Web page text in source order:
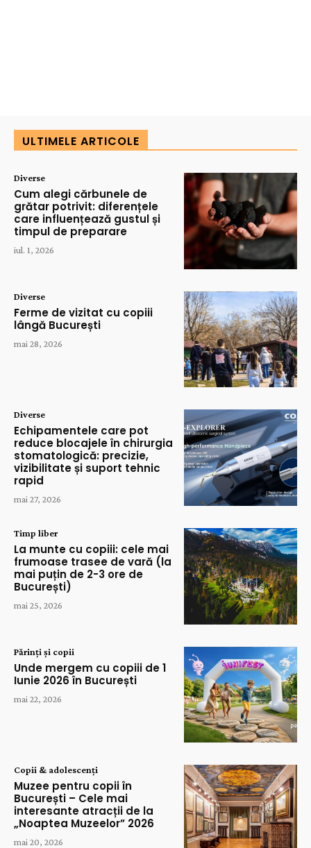
ULTIMELE ARTICOLE
Diverse
Cum alegi cărbunele de
grătar potrivit: diferențele
care influențează gustul și
timpul de preparare
iul. 1, 2026
Diverse
Ferme de vizitat cu copiii
lângă București
mai 28, 2026
Diverse
Echipamentele care pot
reduce blocajele în chirurgia
stomatologică: precizie,
vizibilitate și suport tehnic
rapid
mai 27, 2026
Timp liber
La munte cu copiii: cele mai
frumoase trasee de vară (la
mai puțin de 2-3 ore de
București)
mai 25, 2026
Părinți și copii
Unde mergem cu copiii de 1
Iunie 2026 în București
mai 22, 2026
Copii & adolescenți
Muzee pentru copii în
București – Cele mai
interesante atracții de la
„Noaptea Muzeelor” 2026
mai 20, 2026